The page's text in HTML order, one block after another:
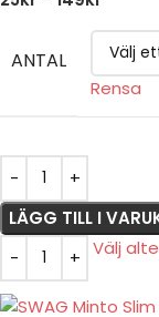
ANTAL
Rensa
LÄGG TILL I
Välj